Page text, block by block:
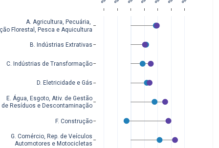
G. Comércio, Rep. de Veículos
Automotores e Motocicletas
F. Construção
E. Água, Esgoto, Ativ. de Gestão
de Resíduos e Descontaminação
D. Eletricidade e Gás
C. Indústrias de Transformação
B. Indústrias Extrativas
A. Agricultura, Pecuária,
Florestal, Pesca e Aquicultura